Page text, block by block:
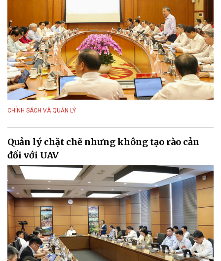
CHÍNH SÁCH VÀ QUẢN LÝ
Quản lý chặt chẽ nhưng không tạo rào cản
đối với UAV